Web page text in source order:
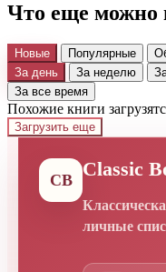
Что еще можно
Новые Популярные
За день
За неделю
За все время
Похожие книги
Загрузить еще
CB Classic
личные